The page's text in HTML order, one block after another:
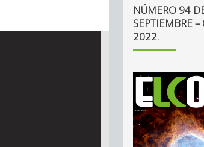
NÚMERO 94
SEPTIEMBRE –
2022.